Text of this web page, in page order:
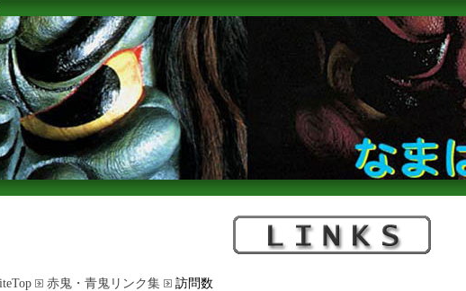
赤鬼・青鬼リンク集 訪問数